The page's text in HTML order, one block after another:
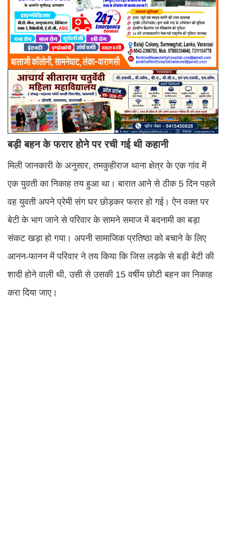
बड़ी बहन के फरार होने पर रची गई थी कहानी
मिली जानकारी के अनुसार, तमकुहीराज थाना क्षेत्र के एक गांव में
एक युवती का निकाह तय हुआ था। बारात आने से ठीक 5 दिन पहले
वह युवती अपने प्रेमी संग घर छोड़कर फरार हो गई। ऐन वक्त पर
बेटी के भाग जाने से परिवार के सामने समाज में बदनामी का बड़ा
संकट खड़ा हो गया। अपनी सामाजिक प्रतिष्ठा को बचाने के लिए
आनन-फानन में परिवार ने तय किया कि जिस लड़के से बड़ी बेटी की
शादी होने वाली थी, उसी से उसकी 15 वर्षीय छोटी बहन का निकाह
करा दिया जाए।